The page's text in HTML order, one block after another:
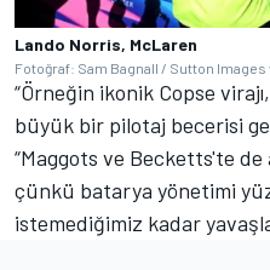
Lando Norris, McLaren
Fotoğraf: Sam Bagnall / Sutton Images
“Örneğin ikonik Copse
büyük bir pilotaj becerisi
“Maggots ve Becketts'te
çünkü batarya yönetimi
istemediğimiz kadar